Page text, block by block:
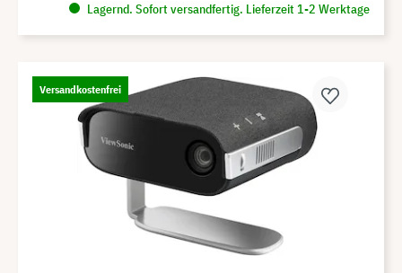
Lagernd. Sofort versandfertig. Lieferzeit 1-2 Werktage
Versandkostenfrei